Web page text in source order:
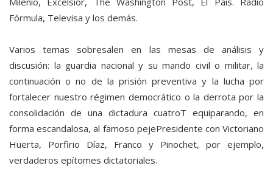
Fórmula, Televisa y los demás.
Varios temas sobresalen en las mesas de análisis y
discusión: la guardia nacional y su mando civil o militar, la
continuación o no de la prisión preventiva y la lucha por
fortalecer nuestro régimen democrático o la derrota por la
consolidación de una dictadura cuatroT equiparando, en
forma escandalosa, al famoso pejePresidente con Victoriano
Huerta, Porfirio Díaz, Franco y Pinochet, por ejemplo,
verdaderos epítomes dictatoriales.